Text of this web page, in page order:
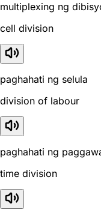
multiplexing ng
cell division
paghahati ng selula
division of labour
paghahati ng
time division